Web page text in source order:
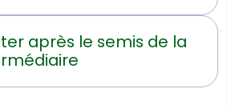
après le semis de la